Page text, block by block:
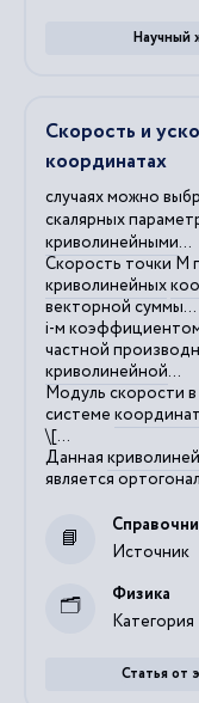
Научный
Скорость и
координатах
случаях можно
скалярных
криволинейными...
Скорость точки М
криволинейных
векторной суммы...
i-м
частной
криволинейной...
Модуль скорости
системе координат
\[...
Данная
является
Источник
Категория
Физика
Статья от